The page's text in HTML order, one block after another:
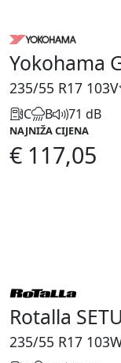
Yokohama
235/55 R17 103V
C B 71 dB
NAJNIŽA CIJENA
€ 117,05
Rotalla
235/55 R17